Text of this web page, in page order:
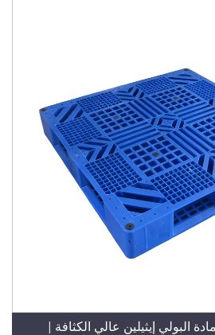
البولي إيثيلين عالي الكثافة |